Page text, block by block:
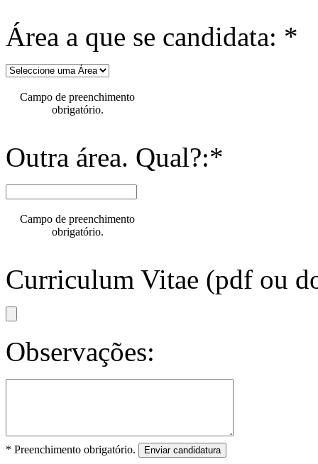
Área a que se candidata: *
Campo de preenchimento
obrigatório.
Outra área. Qual?:*
Campo de preenchimento
obrigatório.
Curriculum Vitae (pdf ou
Observações:
* Preenchimento obrigatório. Enviar candidatura